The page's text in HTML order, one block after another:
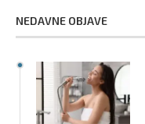
NEDAVNE OBJAVE